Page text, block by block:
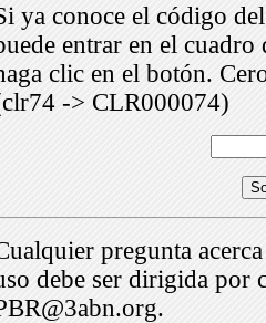
ya conoce el código
entrar en el
clic en el botón.
-> CLR000074)
pregunta
debe ser dirigida por